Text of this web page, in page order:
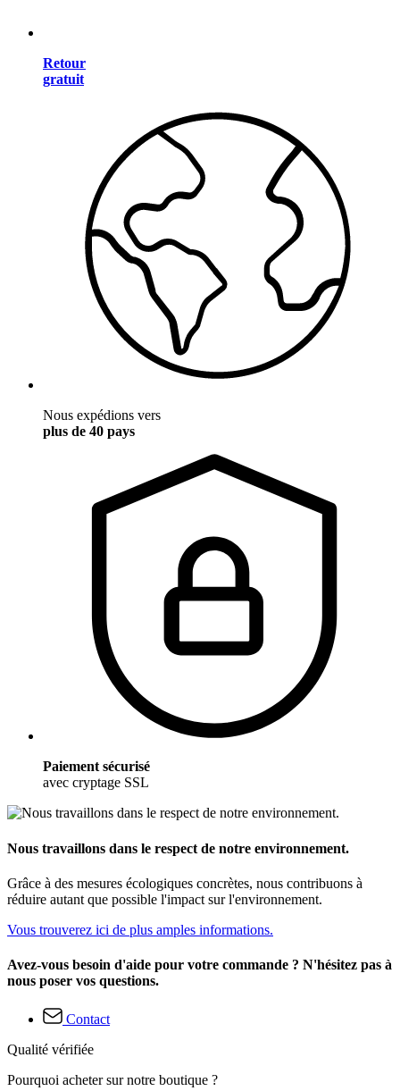
Retour
gratuit
Nous expédions vers
plus de 40 pays
Paiement sécurisé
avec cryptage SSL
Nous travaillons dans le respect de notre environnement.
Grâce à des mesures écologiques concrètes, nous contribuons à
réduire autant que possible l'impact sur l'environnement.
Vous trouverez ici de plus amples informations.
Avez-vous besoin d'aide pour votre commande ? N'hésitez pas à
nous poser vos questions.
Contact
Qualité vérifiée
Pourquoi acheter sur notre boutique ?